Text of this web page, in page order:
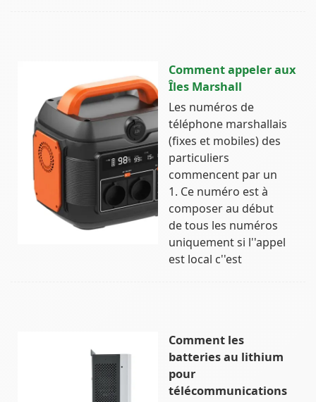
Comment appeler aux
Îles Marshall
Les numéros de
téléphone marshallais
(fixes et mobiles) des
particuliers
commencent par un
1. Ce numéro est à
composer au début
de tous les numéros
uniquement si l''appel
est local c''est
Comment les
batteries au lithium
pour
télécommunications